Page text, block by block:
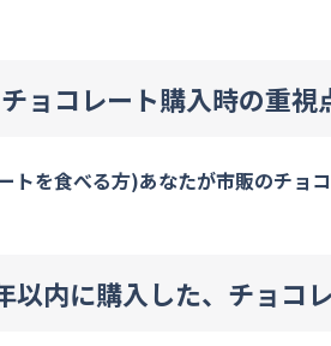
ョコレート購入時の重視
トを食べる方)あなたが市販のチ
以内に購入した、チョコ